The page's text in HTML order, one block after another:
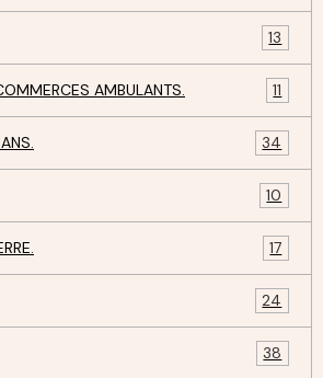
13
AMBULANTS. 11
34
10
17
24
38